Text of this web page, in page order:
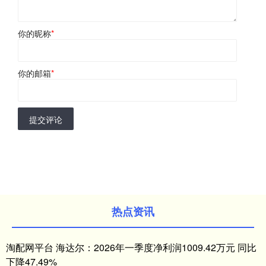
你的昵称*
你的邮箱*
提交评论
热点资讯
淘配网平台 海达尔：2026年一季度净利润1009.42万元 同比
下降47.49%